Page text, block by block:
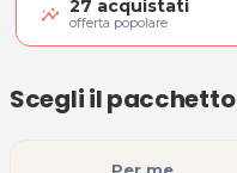
27 acquistati
offerta popolare
Scegli il pacchetto